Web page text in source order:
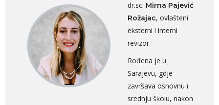
dr.sc. Mirna Pajević
Rožajac, ovlašteni
eksterni i interni
revizor
Rođena je u
Sarajevu, gdje
završava osnovnu i
srednju školu, nakon